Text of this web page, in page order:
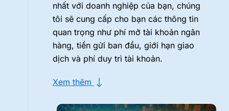
nhất với doanh nghiệp của bạn, chúng
tôi sẽ cung cấp cho bạn các thông tin
quan trọng như phí mở tài khoản ngân
hàng, tiền gửi ban đầu, giới hạn giao
dịch và phí duy trì tài khoản.
Xem thêm -->